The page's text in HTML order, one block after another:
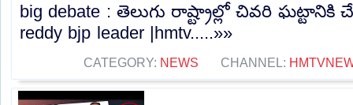
big debate : తెలుగు రాష్ట్రాల్లో చివరి ఘట్టానికి
reddy bjp leader |hmtv.....»»
CATEGORY: NEWS CHANNEL: